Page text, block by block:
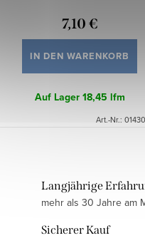
7,10 €
IN DEN WARENKORB
Auf Lager 18,45 lfm
Art.-Nr.:
Langjährige
mehr als 30 Jahre am
Sicherer Kauf